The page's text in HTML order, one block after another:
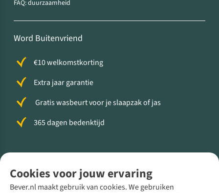
Cookies voor jouw ervaring
Bever.nl maakt gebruik van cookies. We gebruiken
FAQ: duurzaamheid
Word Buitenvriend
€10 welkomstkorting
Extra jaar garantie
Gratis wasbeurt voor je slaapzak of jas
365 dagen bedenktijd